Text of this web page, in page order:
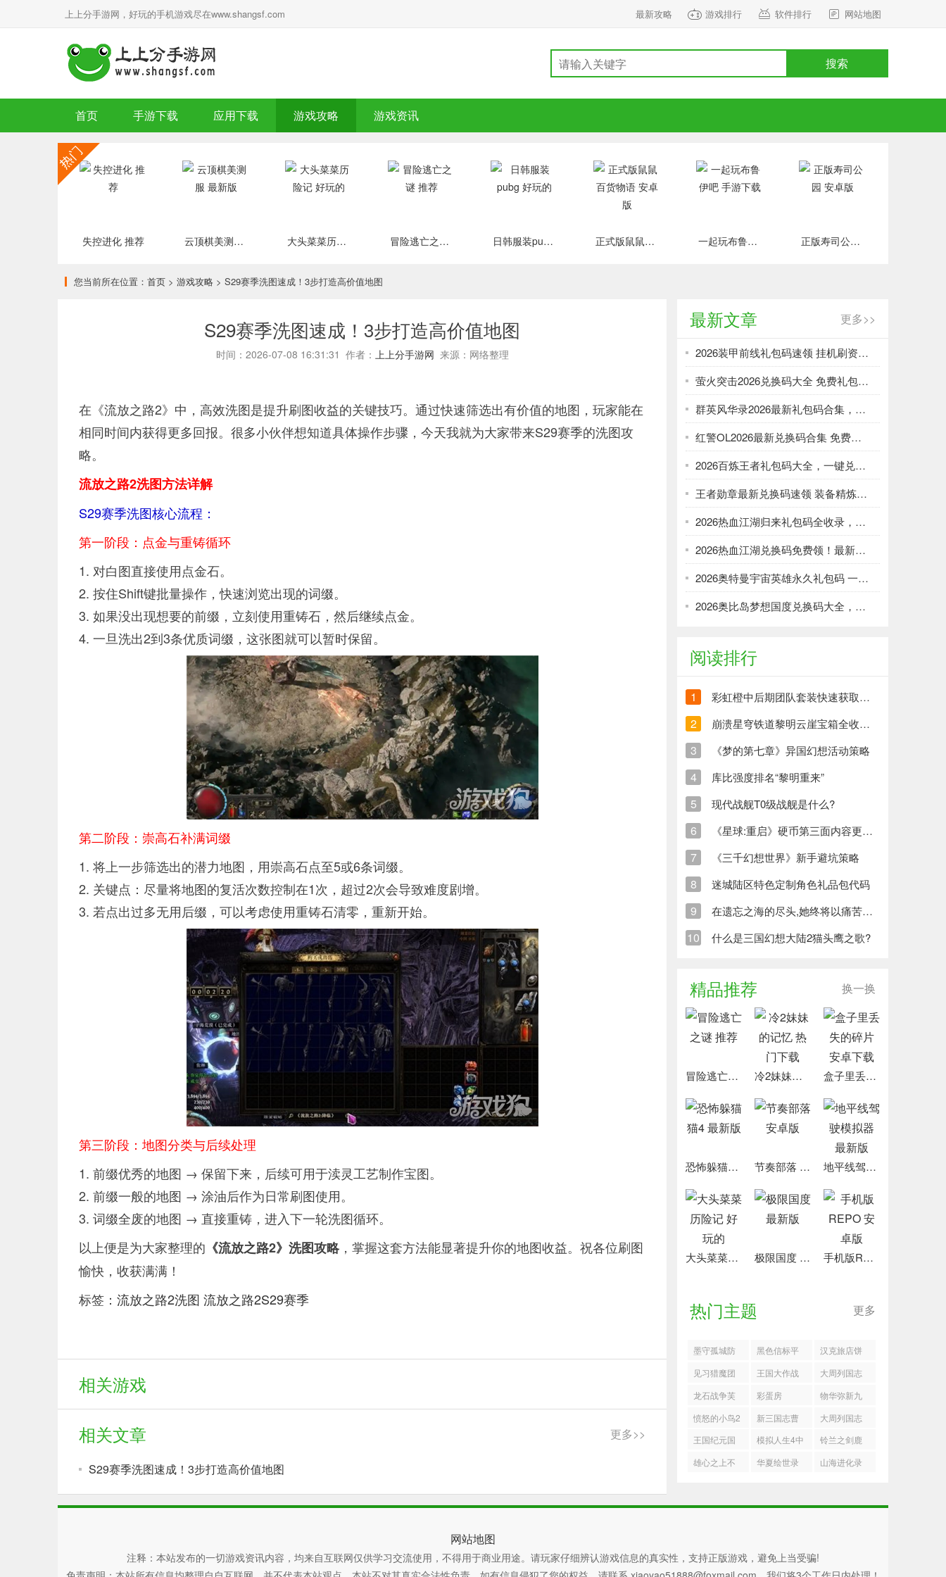
上上分手游网，好玩的手机游戏尽在www.shangsf.com 最新攻略 游戏排行 软件排行 网站地图
搜索
首页 手游下载 应用下载 游戏攻略 游戏资讯
失控进化 推荐 云顶棋美测服 最新版 大头菜菜历险记 好玩的 冒险逃亡之谜 推荐 日韩服装pubg 好玩的 正式版鼠鼠百货物语 安卓版 一起玩布鲁伊吧 手游下载 正版寿司公园 安卓版
您当前所在位置： 首页 > 游戏攻略 > S29赛季洗图速成！3步打造高价值地图
S29赛季洗图速成！3步打造高价值地图
时间：2026-07-08 16:31:31 作者： 上上分手游网 来源：网络整理
在《流放之路2》中，高效洗图是提升刷图收益的关键技巧。通过快速筛选出有价值的地图，玩家能在
相同时间内获得更多回报。很多小伙伴想知道具体操作步骤，今天我就为大家带来S29赛季的洗图攻
略。
流放之路2洗图方法详解
S29赛季洗图核心流程：
第一阶段：点金与重铸循环
1. 对白图直接使用点金石。
2. 按住Shift键批量操作，快速浏览出现的词缀。
3. 如果没出现想要的前缀，立刻使用重铸石，然后继续点金。
4. 一旦洗出2到3条优质词缀，这张图就可以暂时保留。
第二阶段：崇高石补满词缀
1. 将上一步筛选出的潜力地图，用崇高石点至5或6条词缀。
2. 关键点：尽量将地图的复活次数控制在1次，超过2次会导致难度剧增。
3. 若点出过多无用后缀，可以考虑使用重铸石清零，重新开始。
第三阶段：地图分类与后续处理
1. 前缀优秀的地图 → 保留下来，后续可用于渎灵工艺制作宝图。
2. 前缀一般的地图 → 涂油后作为日常刷图使用。
3. 词缀全废的地图 → 直接重铸，进入下一轮洗图循环。
以上便是为大家整理的 《流放之路2》洗图攻略 ，掌握这套方法能显著提升你的地图收益。祝各位刷图
愉快，收获满满！
标签： 流放之路2洗图 流放之路2S29赛季
相关游戏
相关文章 更多>>
S29赛季洗图速成！3步打造高价值地图
最新文章 更多>>
2026装甲前线礼包码速领 挂机刷资源攻略
萤火突击2026兑换码大全 免费礼包一键领取
群英风华录2026最新礼包码合集，一键领取限时福利
红警OL2026最新兑换码合集 免费礼包一键领取
2026百炼王者礼包码大全，一键兑换加速武将养成
王者勋章最新兑换码速领 装备精炼资源轻松刷
2026热血江湖归来礼包码全收录，强化资源不愁！
2026热血江湖兑换码免费领！最新礼包大全速取
2026奥特曼宇宙英雄永久礼包码 一键领取光暗资源
2026奥比岛梦想国度兑换码大全，免费领服饰家具！
阅读排行
1 彩虹橙中后期团队套装快速获取方法
2 崩溃星穹铁道黎明云崖宝箱全收集策略与崩铁玩家分享
3 《梦的第七章》异国幻想活动策略
4 库比强度排名“黎明重来”
5 现代战舰T0级战舰是什么?
6 《星球:重启》硬币第三面内容更新清单
7 《三千幻想世界》新手避坑策略
8 迷城陆区特色定制角色礼品包代码
9 在遗忘之海的尽头,她终将以痛苦创造新的生命
10 什么是三国幻想大陆2猫头鹰之歌?
精品推荐 换一换
冒险逃亡之谜 推荐 冷2妹妹的记忆 热门下载 盒子里丢失的碎片 安卓下载
恐怖躲猫猫4 最新版 节奏部落 安卓版 地平线驾驶模拟器 最新版
大头菜菜历险记 好玩的 极限国度 最新版 手机版REPO 安卓版
热门主题 更多
墨守孤城防
御塔神机流
搭配推荐
黑色信标平
民最强阵容
推荐攻略
汉克旅店饼
干先换什么
好
见习猎魔团
迷城宝库活
动指南
王国大作战
前线
大周列国志
派系功能介
绍
龙石战争芙
蕾雅配队攻
略
彩蛋房
物华弥新九
幽行域五六
关40难度阵
容
愤怒的小鸟2
新三国志曹
操传怎么打
首领悬赏
大周列国志
飞廉祖灵卡
牌怎么使用
王国纪元国
际服最新版
模拟人生4中
文版
铃兰之剑鹿
首精半逃课
雄心之上不
一览
华夏绘世录
荐
山海进化录
猎指南
网站地图
注释：本站发布的一切游戏资讯内容，均来自互联网仅供学习交流使用，不得用于商业用途。请玩家仔细辨认游戏信息的真实性，支持正版游戏，避免上当受骗!